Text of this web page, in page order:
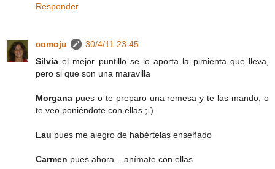
Responder
comoju
30/4/11 23:45
Silvia el mejor puntillo se lo aporta la pimienta que lleva,
pero si que son una maravilla
Morgana pues o te preparo una remesa y te las mando, o
te veo poniéndote con ellas ;-)
Lau pues me alegro de habértelas enseñado
Carmen pues ahora .. anímate con ellas